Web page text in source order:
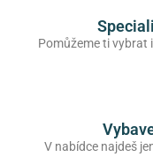
Pomůžeme ti vybrat
V nabídce najdeš